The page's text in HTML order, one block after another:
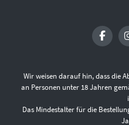
Wir weisen darauf hin, dass die
an Personen unter 18 Jahren
Das Mindestalter für die